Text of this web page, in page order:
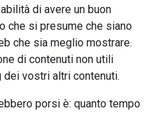
di avere un buon
che si presume che siano
che sia meglio mostrare.
di contenuti non utili
vostri altri contenuti.
porsi è: quanto tempo